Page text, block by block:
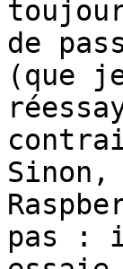
de
(que
pas :